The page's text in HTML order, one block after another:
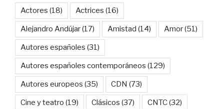
Actores (18) Actrices (16)
Alejandro Andújar(17) Amistad (14) Amor(51)
Autores españoles (31)
Autores españoles contemporáneos (129)
Autores europeos (35) CDN (73)
Cine y teatro (19) Clásicos (37) CNTC(32)